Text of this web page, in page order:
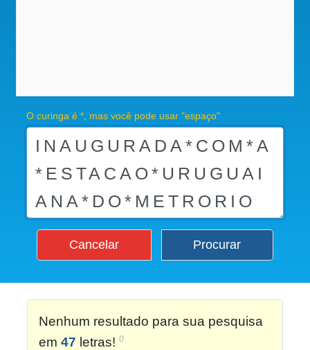
O curinga é *, mas você pode usar "espaço"
Cancelar Procurar
Nenhum resultado para sua pesquisa
em 47 letras! 0